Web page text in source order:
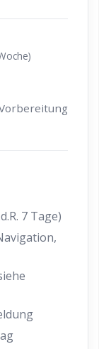
7 Tage)